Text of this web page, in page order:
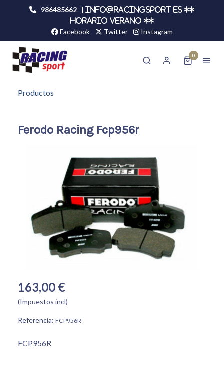
986485662 |
info@racingsport.es **
HORARIO VERANO **
Facebook Twitter Instagram
0
Productos
Ferodo Racing Fcp956r
163,00 €
(Impuestos incl)
Referencia: FCP956R
FCP956R